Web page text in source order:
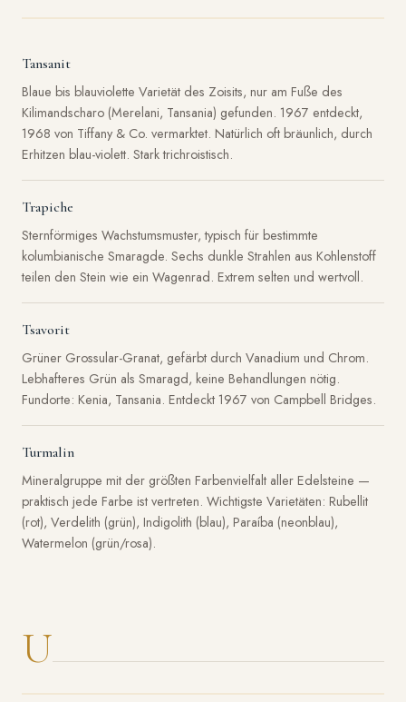
Tansanit
Blaue bis blauviolette Varietät des Zoisits, nur am Fuße des
Kilimandscharo (Merelani, Tansania) gefunden. 1967 entdeckt,
1968 von Tiffany & Co. vermarktet. Natürlich oft bräunlich, durch
Erhitzen blau-violett. Stark trichroistisch.
Trapiche
Sternförmiges Wachstumsmuster, typisch für bestimmte
kolumbianische Smaragde. Sechs dunkle Strahlen aus Kohlenstoff
teilen den Stein wie ein Wagenrad. Extrem selten und wertvoll.
Tsavorit
Grüner Grossular-Granat, gefärbt durch Vanadium und Chrom.
Lebhafteres Grün als Smaragd, keine Behandlungen nötig.
Fundorte: Kenia, Tansania. Entdeckt 1967 von Campbell Bridges.
Turmalin
Mineralgruppe mit der größten Farbenvielfalt aller Edelsteine —
praktisch jede Farbe ist vertreten. Wichtigste Varietäten: Rubellit
(rot), Verdelith (grün), Indigolith (blau), Paraíba (neonblau),
Watermelon (grün/rosa).
U